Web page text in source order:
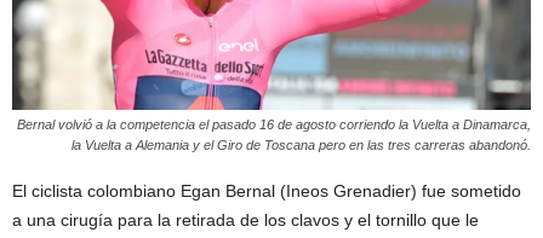
Bernal volvió a la competencia el pasado 16 de agosto corriendo la Vuelta a Dinamarca,
la Vuelta a Alemania y el Giro de Toscana pero en las tres carreras abandonó.
El ciclista colombiano Egan Bernal (Ineos Grenadier) fue sometido
a una cirugía para la retirada de los clavos y el tornillo que le